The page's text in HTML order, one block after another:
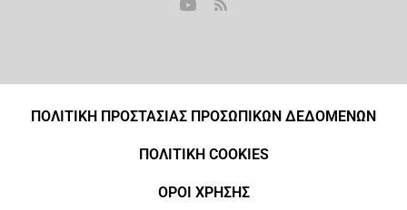
ΠΟΛΙΤΙΚΗ ΠΡΟΣΤΑΣΙΑΣ ΠΡΟΣΩΠΙΚΩΝ ΔΕΔΟΜΕΝΩΝ
ΠΟΛΙΤΙΚΗ COOKIES
ΟΡΟΙ ΧΡΗΣΗΣ